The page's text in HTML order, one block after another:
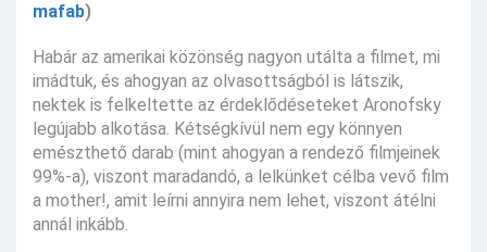
mafab)
Habár az amerikai közönség nagyon utálta a filmet, mi
imádtuk, és ahogyan az olvasottságból is látszik,
nektek is felkeltette az érdeklődéseteket Aronofsky
legújabb alkotása. Kétségkívül nem egy könnyen
emészthető darab (mint ahogyan a rendező filmjeinek
99%-a), viszont maradandó, a lelkünket célba vevő film
a mother!, amit leírni annyira nem lehet, viszont átélni
annál inkább.